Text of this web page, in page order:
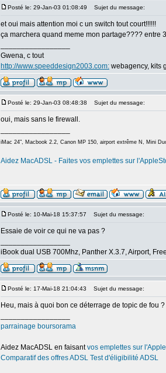
Posté le: 29-Jan-03 01:08:49 Sujet du message:
et oui mais attention moi c un switch tout court!!!!!!
ça marchera quand meme mon partage???? entre
Gwena, c tout
http://www.speeddesign2003.com: webagency, kits
Posté le: 29-Jan-03 08:48:38 Sujet du message:
oui, mais sans le firewall.
iMac 24", Macbook 2.2, Canon MP 150, airport extrême N, Mini
Aidez MacADSL - Faites vos emplettes sur
Posté le: 10-Mai-18 15:37:57 Sujet du message:
Essaie de voir ce qui ne va pas ?
iBook dual USB 700Mhz, Panther X.3.7, Airport,
Posté le: 17-Mai-18 21:04:43 Sujet du message:
Heu, mais à quoi bon ce déterrage de topic de fou ?
parrainage boursorama
Aidez MacADSL en faisantvos emplettes sur
Comparatif des offres ADSL Test d'éligibilité ADSL